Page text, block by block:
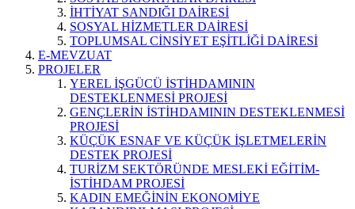
İHTİYAT SANDIĞI DAİRESİ
SOSYAL HİZMETLER DAİRESİ
TOPLUMSAL CİNSİYET EŞİTLİĞİ DAİRESİ
E-MEVZUAT
PROJELER
YEREL İŞGÜCÜ İSTİHDAMININ
DESTEKLENMESİ PROJESİ
GENÇLERİN İSTİHDAMININ DESTEKLENMESİ
PROJESİ
KÜÇÜK ESNAF VE KÜÇÜK İŞLETMELERİN
DESTEK PROJESİ
TURİZM SEKTÖRÜNDE MESLEKİ EĞİTİM-
İSTİHDAM PROJESİ
KADIN EMEĞİNİN EKONOMİYE